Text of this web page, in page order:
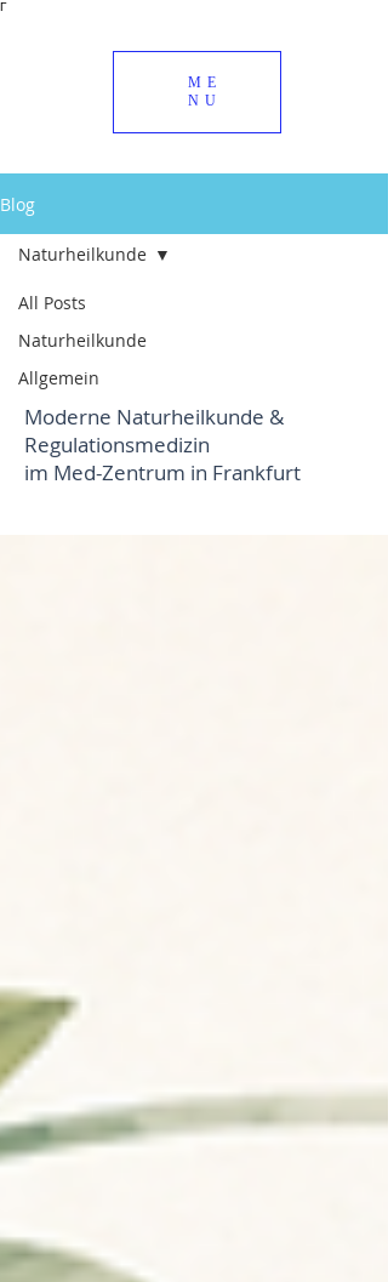
Γ
ME
NU
Blog
All Posts
Naturheilkunde
Allgemein
Naturheilkunde
Naturheilkunde
Moderne Naturheilkunde &
Regulationsmedizin
im Med-Zentrum in Frankfurt